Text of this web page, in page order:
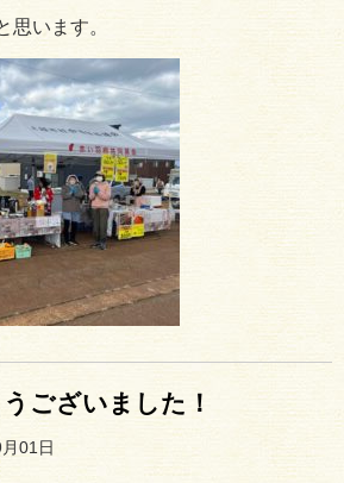
思います。
ございました！
01日